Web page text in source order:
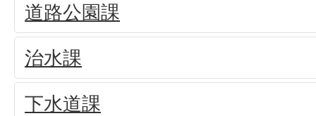
道路公園課
治水課
下水道課